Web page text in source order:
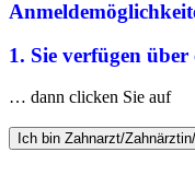
1. Sie verfügen über
… dann clicken Sie auf